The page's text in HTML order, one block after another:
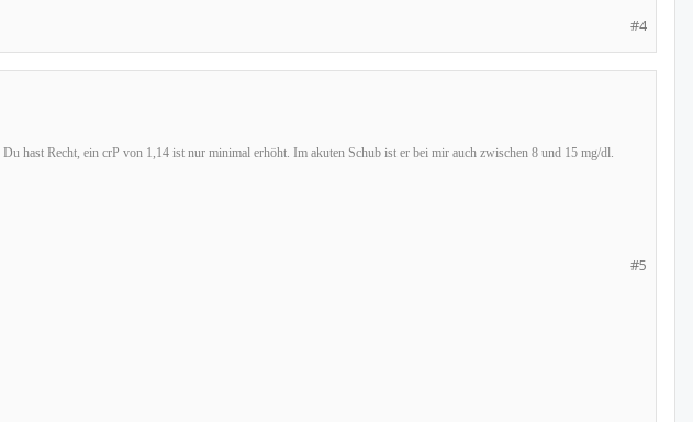
#4
hast Recht, ein crP von 1,14 ist nur minimal erhöht. Im akuten Schub ist er bei mir auch zwischen 8 und 15 mg/dl.
#5